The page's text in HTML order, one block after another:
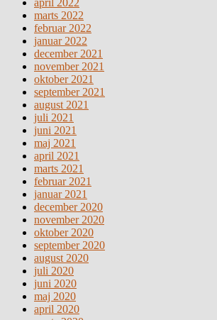
marts 2022
februar 2022
januar 2022
december 2021
november 2021
oktober 2021
september 2021
august 2021
juli 2021
juni 2021
maj 2021
april 2021
marts 2021
februar 2021
januar 2021
december 2020
november 2020
oktober 2020
september 2020
august 2020
juli 2020
juni 2020
maj 2020
april 2020